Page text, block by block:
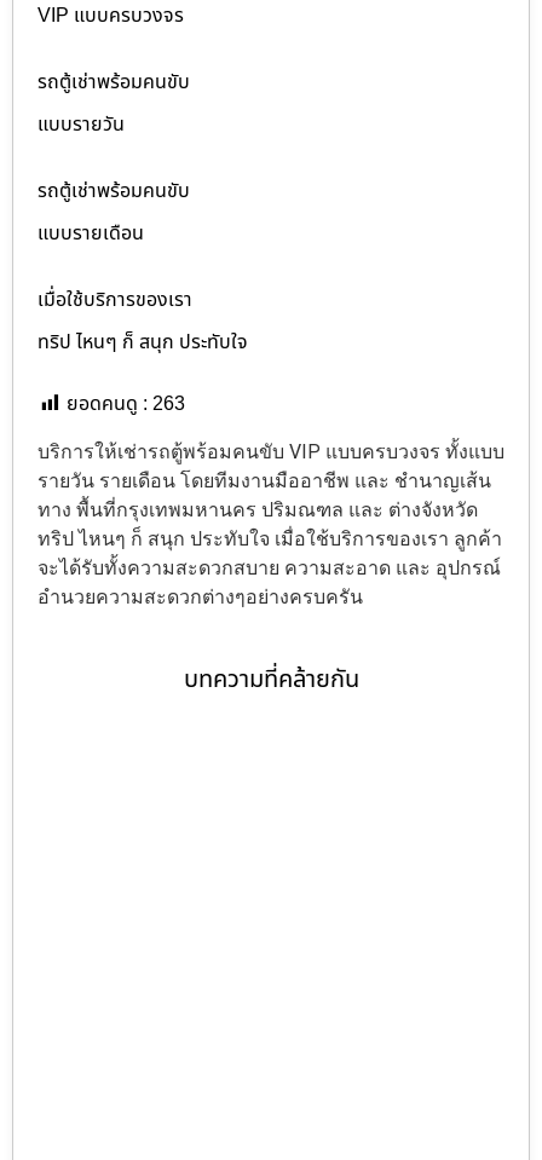
VIP แบบครบวงจร
รถตู้เช่าพร้อมคนขับ
แบบรายวัน
รถตู้เช่าพร้อมคนขับ
แบบรายเดือน
เมื่อใช้บริการของเรา
ทริป ไหนๆ ก็ สนุก ประทับใจ
ยอดคนดู : 263
บริการให้เช่ารถตู้พร้อมคนขับ VIP แบบครบวงจร ทั้งแบบ
รายวัน รายเดือน โดยทีมงานมืออาชีพ และ ชำนาญเส้น
ทาง พื้นที่กรุงเทพมหานคร ปริมณฑล และ ต่างจังหวัด
ทริป ไหนๆ ก็ สนุก ประทับใจ เมื่อใช้บริการของเรา ลูกค้า
จะได้รับทั้งความสะดวกสบาย ความสะอาด และ อุปกรณ์
อำนวยความสะดวกต่างๆอย่างครบครัน
บทความที่คล้ายกัน